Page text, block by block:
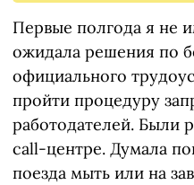
Первые полгода я не
ожидала решения по
официального
пройти процедуру
работодателей. Были
call-центре. Думала
поезда мыть или на